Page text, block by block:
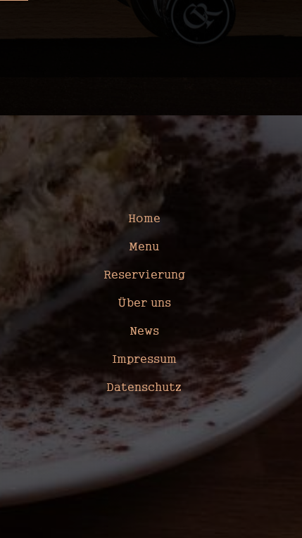
SITEMAP
Home
Menu
Reservierung
Über uns
News
Impressum
Datenschutz